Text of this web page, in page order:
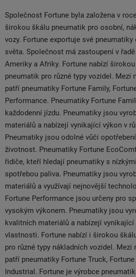
Společnost Fortune byla založena v
širokou škálu pneumatik pro osobní,
vozy. Fortune exportuje své pneumatiky
světa. Společnost má zastoupení v
Ameriky a Afriky. Fortune nabízí
pneumatik pro různé typy vozidel. Mezi
patří pneumatiky Fortune Family,
Performance. Pneumatiky Fortune
každodenní jízdu. Pneumatiky jsou
materiálů a nabízejí vynikající výkon v
Pneumatiky jsou odolné vůči
životnost. Pneumatiky Fortune
řidiče, kteří hledají pneumatiky s
spotřebou paliva. Pneumatiky jsou
materiálů a využívají nejnovější
Fortune Performance jsou určeny pro
vysokým výkonem. Pneumatiky jsou
kvalitních materiálů a nabízejí
vlastnosti. Fortune nabízí i širokou
pro různé typy nákladních vozidel.
patří pneumatiky Fortune Truck,
Industrial. Fortune je výrobce